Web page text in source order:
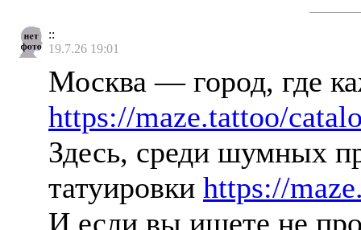
::
19.7.26 19:01
Москва — город, где
https://maze.tattoo/
Здесь, среди шумных
татуировки https://
И если вы ищете не